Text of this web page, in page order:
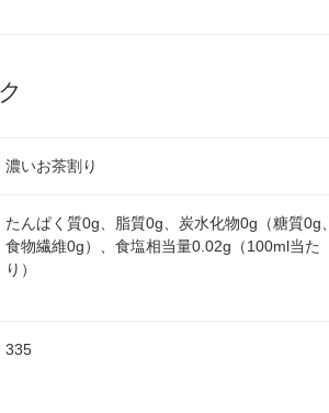
濃いお茶割り
たんぱく質0g、脂質0g、炭水化物0g（糖質0g、
食物繊維0g）、食塩相当量0.02g（100ml当た
り）
335